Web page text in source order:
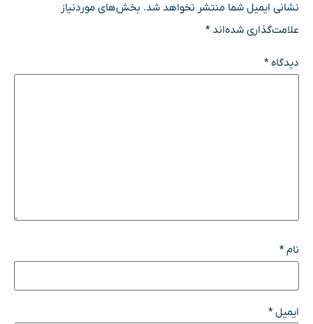
نشانی ایمیل شما منتشر نخواهد شد. بخش‌های موردنیاز
علامت‌گذاری شده‌اند*
دیدگاه*
نام*
ایمیل*